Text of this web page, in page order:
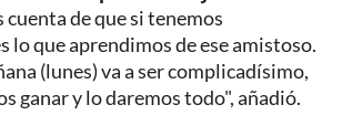
cuenta de que si tenemos
lo que aprendimos de ese amistoso.
(lunes) va a ser complicadísimo,
ganar y lo daremos todo", añadió.